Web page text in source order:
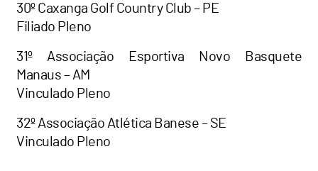
30º Caxanga Golf Country Club – PE
Filiado Pleno
31º Associação Esportiva Novo Basquete
Manaus – AM
Vinculado Pleno
32º Associação Atlética Banese – SE
Vinculado Pleno